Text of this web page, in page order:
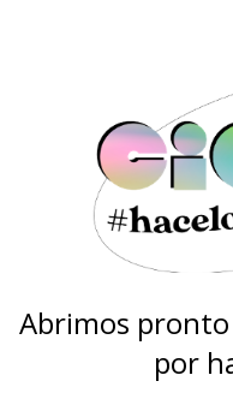
Abrimos
por